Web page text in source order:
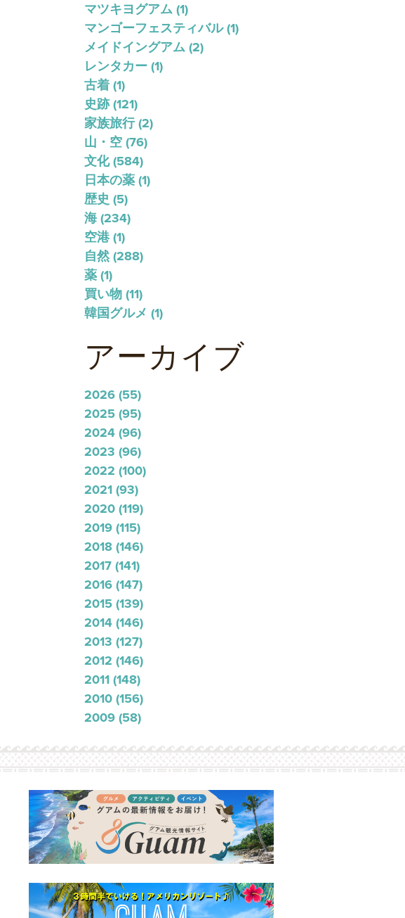
マツキヨグアム(1)
マンゴーフェスティバル(1)
メイドイングアム(2)
レンタカー(1)
古着(1)
史跡(121)
家族旅行(2)
山・空(76)
文化(584)
日本の薬(1)
歴史(5)
海(234)
空港(1)
自然(288)
薬(1)
買い物(11)
韓国グルメ(1)
アーカイブ
2026(55)
2025(95)
2024(96)
2023(96)
2022(100)
2021(93)
2020(119)
2019(115)
2018(146)
2017(141)
2016(147)
2015(139)
2014(146)
2013(127)
2012(146)
2011(148)
2010(156)
2009(58)